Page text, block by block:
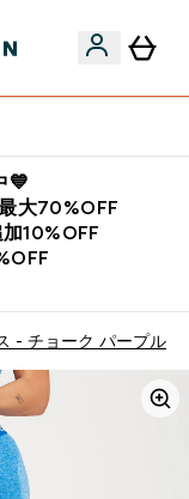
💙
大70%OFF
10%OFF
- チョーク パープル